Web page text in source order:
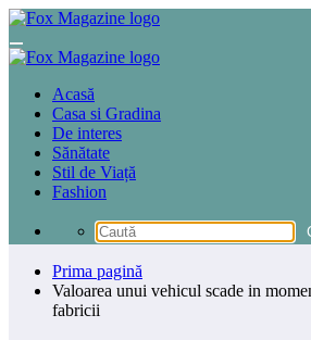
Sari
conținut
Acasă
Casa si Gradina
De interes
Sănătate
Stil de Viață
Fashion
Prima pagină
Valoarea unui vehicul scade in
fabricii